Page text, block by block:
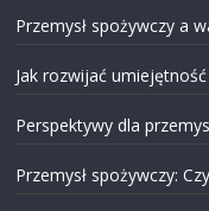
Przemysł spożywczy a
Jak rozwijać
Perspektywy dla
Przemysł spożywczy: